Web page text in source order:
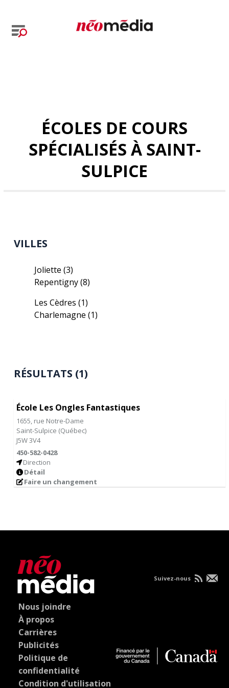
ÉCOLES DE COURS
SPÉCIALISÉS À SAINT-
SULPICE
VILLES
Joliette(3)
Repentigny(8)
Les Cèdres(1)
Charlemagne(1)
RÉSULTATS (1)
École Les Ongles Fantastiques
1655, rue Notre-Dame
Saint-Sulpice (Québec)
J5W 3V4
450-582-0428
Direction
Détail
Faire un changement
Nous joindre
À propos
Carrières
Publicités
Politique de
confidentialité
Condition d'utilisation
Suivez-nous